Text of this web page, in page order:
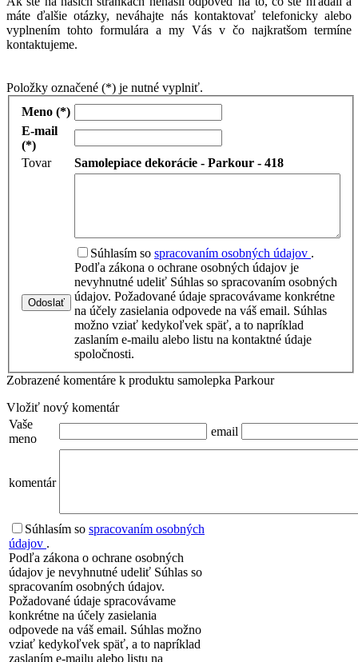
máte ďalšie otázky, neváhajte nás kontaktovať telefonicky alebo
vyplnením tohto formulára a my Vás v čo najkratšom termíne
kontaktujeme.
Položky označené (*) je nutné vyplniť.
Meno (*)
E-mail
(*)
Tovar
Samolepiace dekorácie - Parkour - 418
Odoslať
Súhlasím so spracovaním osobných údajov .
Podľa zákona o ochrane osobných údajov je
nevyhnutné udeliť Súhlas so spracovaním osobných
údajov. Požadované údaje spracovávame konkrétne
na účely zasielania odpovede na váš email. Súhlas
možno vziať kedykoľvek späť, a to napríklad
zaslaním e-mailu alebo listu na kontaktné údaje
spoločnosti.
Zobrazené komentáre k produktu samolepka Parkour
Vložiť nový komentár
Vaše
meno
email
komentár
Súhlasím so spracovaním osobných
údajov .
Podľa zákona o ochrane osobných
údajov je nevyhnutné udeliť Súhlas so
spracovaním osobných údajov.
Požadované údaje spracovávame
konkrétne na účely zasielania
odpovede na váš email. Súhlas možno
vziať kedykoľvek späť, a to napríklad
zaslaním e-mailu alebo listu na